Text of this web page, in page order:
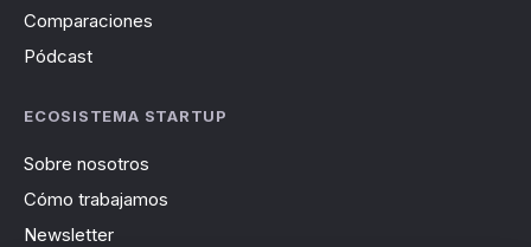
Comparaciones
Pódcast
ECOSISTEMA STARTUP
Sobre nosotros
Cómo trabajamos
Newsletter